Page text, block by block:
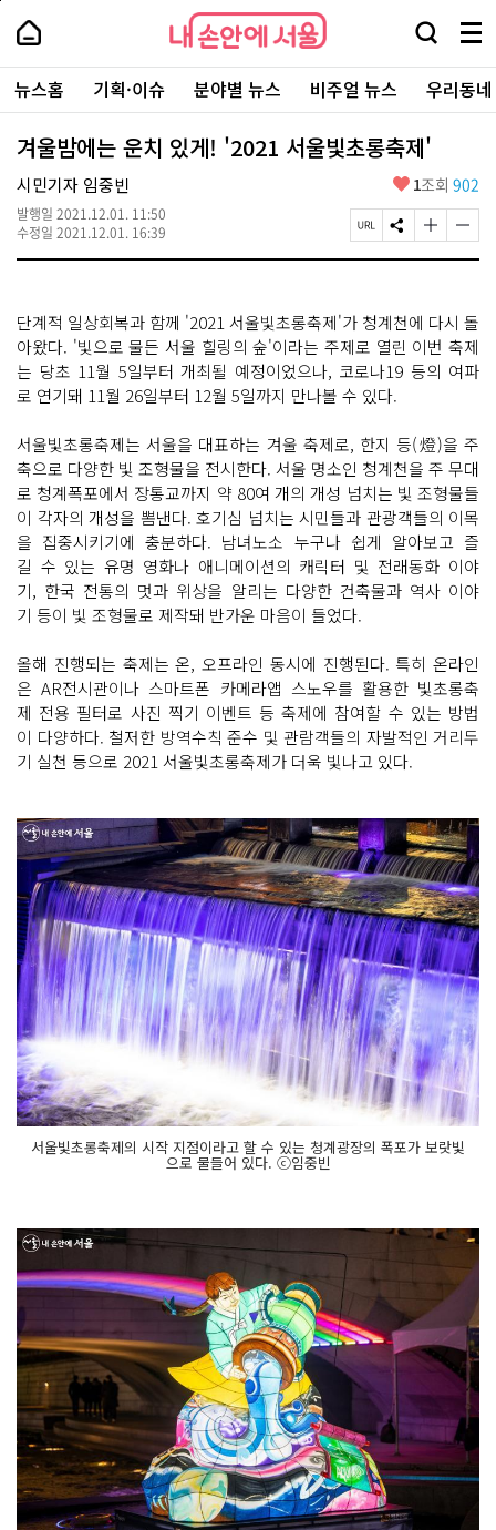
본
로
가
내
손
안
에
서
울
-
서
울
시
대
표
소
털
내
손
에
울
검
창
열
기
메
뉴
전
체
보
주
요
서
뉴스홈 기획·이슈 분야별 뉴스 비주얼 뉴스 우리동
겨울밤에는 운치 있게! '2021 서울빛초롱축제'
시민기자 임중빈
발행일 2021.12.01. 11:50
수정일 2021.12.01. 16:39
좋
요
1조회 902
페
이
R
L
복
사
S
N
유
하
기
글
자
크
게
변
경
하
글
자
게
변
경
하
단계적 일상회복과 함께 '2021 서울빛초롱축제'가 청계천에 다시 돌
아왔다. '빛으로 물든 서울 힐링의 숲'이라는 주제로 열린 이번 축제
는 당초 11월 5일부터 개최될 예정이었으나, 코로나19 등의 여파
로 연기돼 11월 26일부터 12월 5일까지 만나볼 수 있다.
서울빛초롱축제는 서울을 대표하는 겨울 축제로, 한지 등(燈)을 주
축으로 다양한 빛 조형물을 전시한다. 서울 명소인 청계천을 주 무대
로 청계폭포에서 장통교까지 약 80여 개의 개성 넘치는 빛 조형물들
이 각자의 개성을 뽐낸다. 호기심 넘치는 시민들과 관광객들의 이목
을 집중시키기에 충분하다. 남녀노소 누구나 쉽게 알아보고 즐
길 수 있는 유명 영화나 애니메이션의 캐릭터 및 전래동화 이야
기, 한국 전통의 멋과 위상을 알리는 다양한 건축물과 역사 이야
기 등이 빛 조형물로 제작돼 반가운 마음이 들었다.
올해 진행되는 축제는 온, 오프라인 동시에 진행된다. 특히 온라인
은 AR전시관이나 스마트폰 카메라앱 스노우를 활용한 빛초롱축
제 전용 필터로 사진 찍기 이벤트 등 축제에 참여할 수 있는 방법
이 다양하다. 철저한 방역수칙 준수 및 관람객들의 자발적인 거리두
기 실천 등으로 2021 서울빛초롱축제가 더욱 빛나고 있다.
서울빛초롱축제의 시작 지점이라고 할 수 있는 청계광장의 폭포가 보랏빛
으로 물들어 있다. ⓒ임중빈
페
상
단
로